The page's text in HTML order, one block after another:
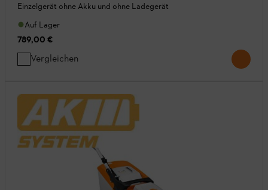
Einzelgerät ohne Akku und ohne Ladegerät
Auf Lager
789,00 €
Vergleichen